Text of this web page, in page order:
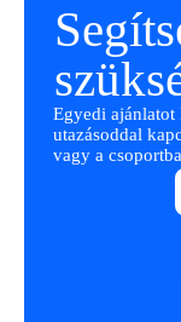
Egyedi ajánlatot
utazásoddal
vagy a